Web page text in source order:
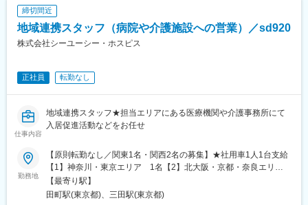
締切間近
地域連携スタッフ（病院や介護施設への営業）／sd920
株式会社シーユーシー・ホスピス
正社員 転勤なし
仕事内容
地域連携スタッフ★担当エリアにある医療機関や介護事務所にて
入居促進活動などをお任せ
勤務地
【原則転勤なし／関東1名・関西2名の募集】★社用車1人1台支給
【1】神奈川・東京エリア 1名【2】北大阪・京都・奈良エリア
1名【3】北大阪・兵庫エリア １名上記いずれか希望のエリア
に配属※居住地やご希望を最大限考慮して担当エリアを決定します
【最寄り駅】
田町駅(東京都)、三田駅(東京都)